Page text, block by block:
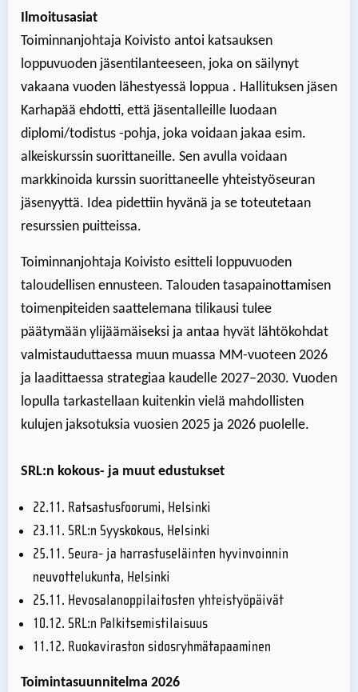
Ilmoitusasiat
Toiminnanjohtaja Koivisto antoi katsauksen
loppuvuoden jäsentilanteeseen, joka on säilynyt
vakaana vuoden lähestyessä loppua . Hallituksen jäsen
Karhapää ehdotti, että jäsentalleille luodaan
diplomi/todistus -pohja, joka voidaan jakaa esim.
alkeiskurssin suorittaneille. Sen avulla voidaan
markkinoida kurssin suorittaneelle yhteistyöseuran
jäsenyyttä. Idea pidettiin hyvänä ja se toteutetaan
resurssien puitteissa.
Toiminnanjohtaja Koivisto esitteli loppuvuoden
taloudellisen ennusteen. Talouden tasapainottamisen
toimenpiteiden saattelemana tilikausi tulee
päätymään ylijäämäiseksi ja antaa hyvät lähtökohdat
valmistauduttaessa muun muassa MM-vuoteen 2026
ja laadittaessa strategiaa kaudelle 2027–2030. Vuoden
lopulla tarkastellaan kuitenkin vielä mahdollisten
kulujen jaksotuksia vuosien 2025 ja 2026 puolelle.
SRL:n kokous- ja muut edustukset
22.11. Ratsastusfoorumi, Helsinki
23.11. SRL:n Syyskokous, Helsinki
25.11. Seura- ja harrastuseläinten hyvinvoinnin
neuvottelukunta, Helsinki
25.11. Hevosalanoppilaitosten yhteistyöpäivät
10.12. SRL:n Palkitsemistilaisuus
11.12. Ruokaviraston sidosryhmätapaaminen
Toimintasuunnitelma 2026